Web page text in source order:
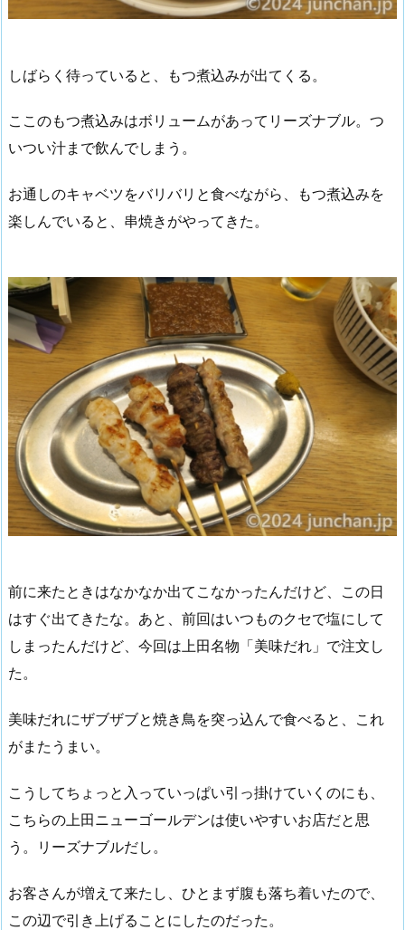
しばらく待っていると、もつ煮込みが出てくる。
ここのもつ煮込みはボリュームがあってリーズナブル。つ
いつい汁まで飲んでしまう。
お通しのキャベツをバリバリと食べながら、もつ煮込みを
楽しんでいると、串焼きがやってきた。
前に来たときはなかなか出てこなかったんだけど、この日
はすぐ出てきたな。あと、前回はいつものクセで塩にして
しまったんだけど、今回は上田名物「美味だれ」で注文し
た。
美味だれにザブザブと焼き鳥を突っ込んで食べると、これ
がまたうまい。
こうしてちょっと入っていっぱい引っ掛けていくのにも、
こちらの上田ニューゴールデンは使いやすいお店だと思
う。リーズナブルだし。
お客さんが増えて来たし、ひとまず腹も落ち着いたので、
この辺で引き上げることにしたのだった。